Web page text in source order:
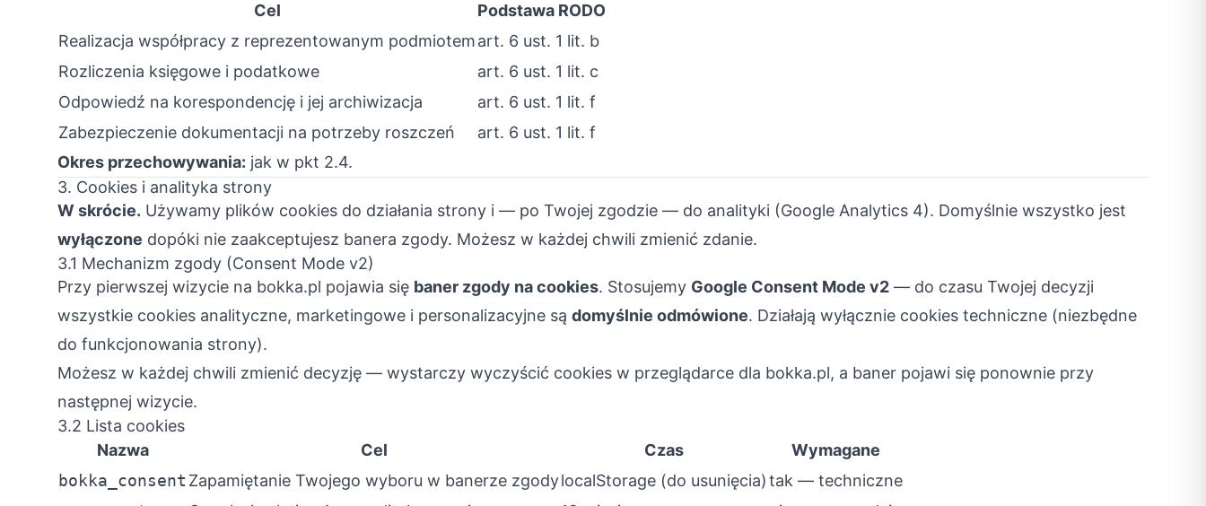
Cel
Podstawa RODO
Realizacja współpracy z reprezentowanym podmiotemart. 6 ust. 1 lit. b
Rozliczenia księgowe i podatkowe
art. 6 ust. 1 lit. c
Odpowiedź na korespondencję i jej archiwizacja
art. 6 ust. 1 lit. f
Zabezpieczenie dokumentacji na potrzeby roszczeń
art. 6 ust. 1 lit. f
Okres przechowywania: jak w pkt 2.4.
3. Cookies i analityka strony
W skrócie. Używamy plików cookies do działania strony i — po Twojej zgodzie — do analityki (Google Analytics 4). Domyślnie wszystko jest
wyłączone dopóki nie zaakceptujesz banera zgody. Możesz w każdej chwili zmienić zdanie.
3.1 Mechanizm zgody (Consent Mode v2)
Przy pierwszej wizycie na bokka.pl pojawia się baner zgody na cookies. Stosujemy Google Consent Mode v2 — do czasu Twojej decyzji
wszystkie cookies analityczne, marketingowe i personalizacyjne są domyślnie odmówione. Działają wyłącznie cookies techniczne (niezbędne
do funkcjonowania strony).
Możesz w każdej chwili zmienić decyzję — wystarczy wyczyścić cookies w przeglądarce dla bokka.pl, a baner pojawi się ponownie przy
następnej wizycie.
3.2 Lista cookies
Nazwa
Cel Czas
Wymagane
bokka_consent Zapamiętanie Twojego wyboru w banerze zgodylocalStorage (do usunięcia)tak — techniczne